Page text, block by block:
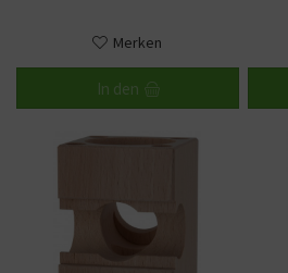
Merken
In den